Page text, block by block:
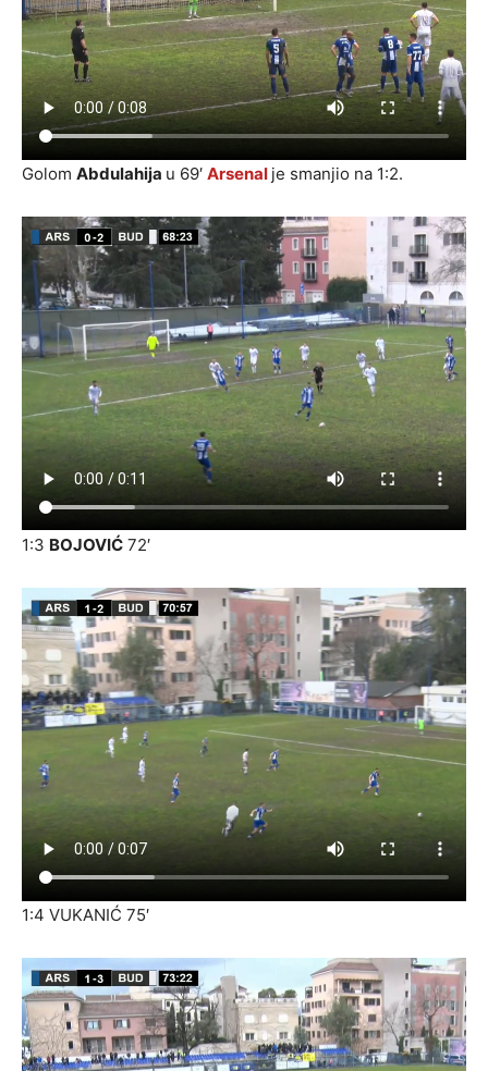
Golom Abdulahija u 69′ Arsenal je smanjio na 1:2.
1:3 BOJOVIĆ 72′
1:4 VUKANIĆ 75′